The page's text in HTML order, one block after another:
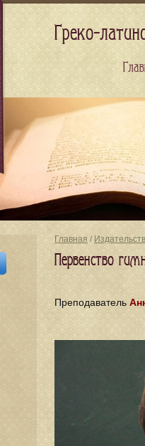
Главная /
Первенство
Преподаватель
Греко-